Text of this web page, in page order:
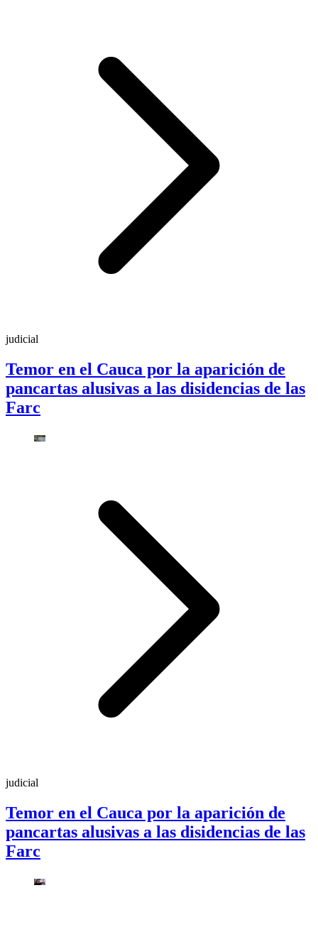
judicial
Temor en el Cauca por la aparición de
pancartas alusivas a las disidencias de las
Farc
judicial
Temor en el Cauca por la aparición de
pancartas alusivas a las disidencias de las
Farc